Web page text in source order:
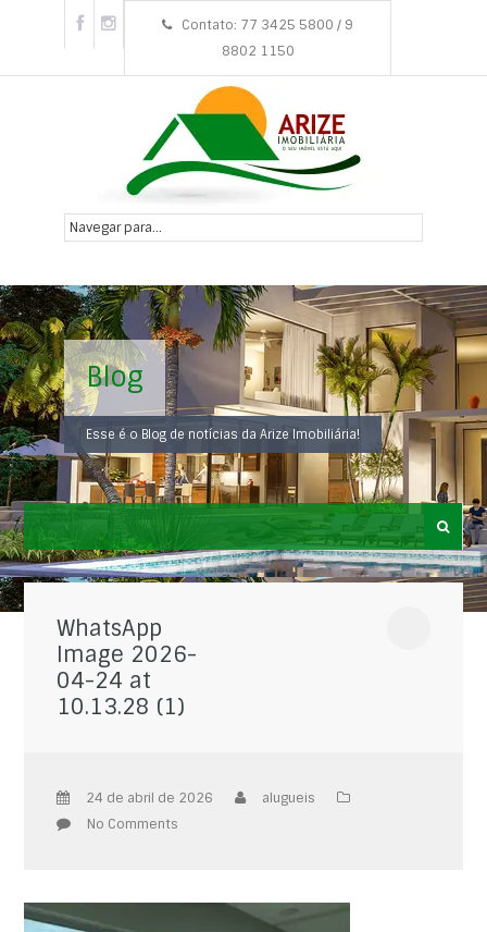
Contato: 77 3425 5800 / 9
8802 1150
Blog
Esse é o Blog de notícias da Arize Imobiliária!
WhatsApp
Image 2026-
04-24 at
10.13.28 (1)
24 de abril de 2026
alugueis
No Comments